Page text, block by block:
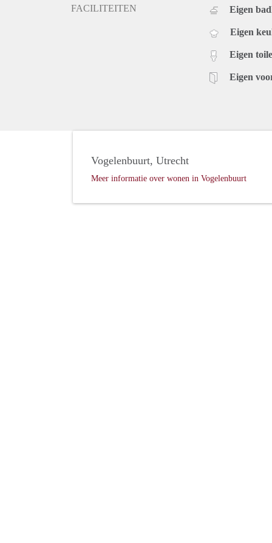
FACILITEITEN Eigen
Eigen
Eigen
Eigen
Vogelenbuurt, Utrecht
Meer informatie over wonen in Vogelenbuurt